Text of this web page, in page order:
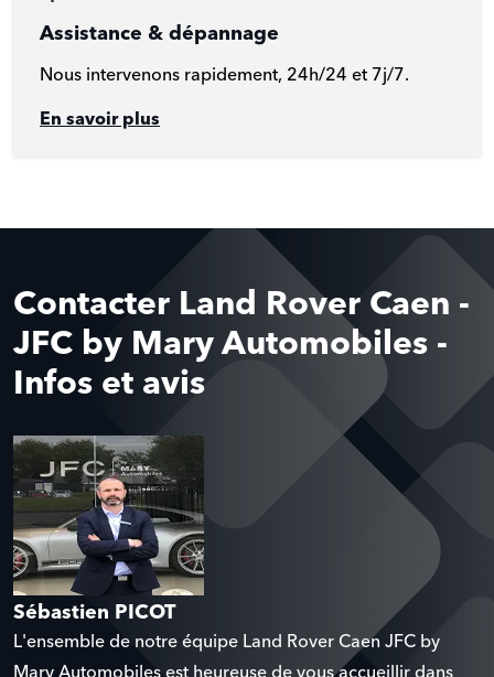
Assistance & dépannage
Nous intervenons rapidement, 24h/24 et 7j/7.
En savoir plus
Contacter Land Rover Caen -
JFC by Mary Automobiles -
Infos et avis
Sébastien PICOT
L'ensemble de notre équipe Land Rover Caen JFC by
Mary Automobiles est heureuse de vous accueillir dans